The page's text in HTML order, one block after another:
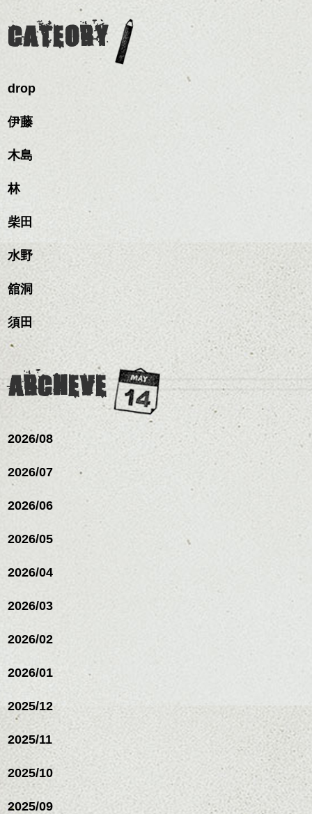
ヘアカラー/ハイライト/ダブ
ルカラー/髪質改善/TOKIOト
リートメント/ブリーチ/イン
ナーカラー/イルミナカラー/
ミニボブ/抜け感ショート/バ
レイヤージュ/縮毛矯正
ハンサムショート／ヘッド
スパ／伸びても目立たない
ヘアカラー/ハイライト/ダブ
ルカラー/髪質改善/TOKIOト
リートメント/ブリーチ/イン
ナーカラー/イルミナカラー/
レイヤージュ/縮毛矯
のも
とても良いところです。
ダークトーンの色味でク
おすすめです。
ックスをなじませるだけ
これからのスタイルチェ
ンジの事、髪質に合った
お手入れ方法等、
是非なんでもご相談して
お待ちしております。
質感も綺麗に見せやす
ワックスとオイルを混ぜ
のも良い感じです。
下さいね。
スパ／伸びても目立たない
バックを短めにカットし
全体のボリューム感がコ
ンパクトになるようにす
るのが良い感じです。
に見せる効果のあるカラ
更に雰囲気が出やすくな
って毎日のお手入れも簡
さり気ない程度にハイラ
イトをいれるのもおすす
め。
スタイリングも簡単で、
ワックスとオイル、バー
ム等の質感を調整しやす
いものを全体になじませ
ながら
整えるだけですよ。
ンジの事等
下さい。
お待ちしております
シバタ
ですよ。
ラーで全体にツヤと透明
質感をかるくととのえな
がら耳かけアレンジする
のも良い感じです。
これからのスタイルチェ
ンジ、似合うカラーリン
グの事やお手入れ方法な
是非なんでもご相談して
下さいね。
CATEORY
drop
伊藤
木島
林
柴田
水野
舘洞
須田
ARCHEVE
2026/08
2026/07
2026/06
2026/05
2026/04
2026/03
2026/02
2026/01
2025/12
2025/11
2025/10
2025/09